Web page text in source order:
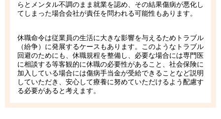
らとメンタル不調のまま就業を認め、その結果傷病が悪化し
てしまった場合会社が責任を問われる可能性もあります。
休職命令は従業員の生活に大きな影響を与えるためトラブル
（紛争）に発展するケースもあります。このようなトラブル
回避のためにも、休職規程を整備し、必要な場合には専門医
に相談する等客観的に休職の必要性があること、社会保険に
加入している場合には傷病手当金が受給できることなど説明
していただき、安心して療養に努めていただけるよう配慮す
る必要があると考えます。